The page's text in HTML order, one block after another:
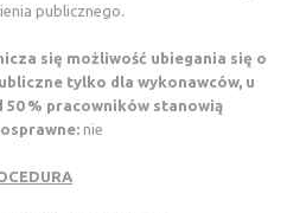
publicznego.
się możliwość ubiegania się o
tylko dla wykonawców, u
50 % pracowników stanowią
nie